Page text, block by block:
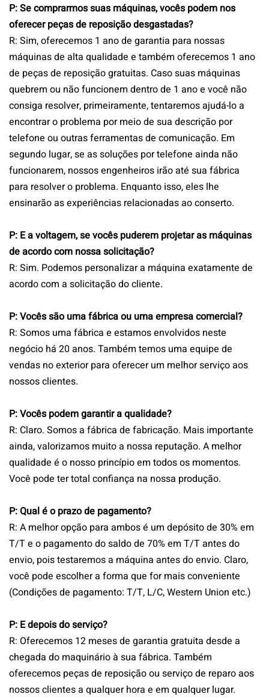
P: Se comprarmos suas máquinas, vocês podem nos
oferecer peças de reposição desgastadas?
R: Sim, oferecemos 1 ano de garantia para nossas
máquinas de alta qualidade e também oferecemos 1 ano
de peças de reposição gratuitas. Caso suas máquinas
quebrem ou não funcionem dentro de 1 ano e você não
consiga resolver, primeiramente, tentaremos ajudá-lo a
encontrar o problema por meio de sua descrição por
telefone ou outras ferramentas de comunicação. Em
segundo lugar, se as soluções por telefone ainda não
funcionarem, nossos engenheiros irão até sua fábrica
para resolver o problema. Enquanto isso, eles lhe
ensinarão as experiências relacionadas ao conserto.
P: E a voltagem, se vocês puderem projetar as máquinas
de acordo com nossa solicitação?
R: Sim. Podemos personalizar a máquina exatamente de
acordo com a solicitação do cliente.
P: Vocês são uma fábrica ou uma empresa comercial?
R: Somos uma fábrica e estamos envolvidos neste
negócio há 20 anos. Também temos uma equipe de
vendas no exterior para oferecer um melhor serviço aos
nossos clientes.
P: Vocês podem garantir a qualidade?
R: Claro. Somos a fábrica de fabricação. Mais importante
ainda, valorizamos muito a nossa reputação. A melhor
qualidade é o nosso princípio em todos os momentos.
Você pode ter total confiança na nossa produção.
P: Qual é o prazo de pagamento?
R: A melhor opção para ambos é um depósito de 30% em
T/T e o pagamento do saldo de 70% em T/T antes do
envio, pois testaremos a máquina antes do envio. Claro,
você pode escolher a forma que for mais conveniente
(Condições de pagamento: T/T, L/C, Western Union etc.)
P: E depois do serviço?
R: Oferecemos 12 meses de garantia gratuita desde a
chegada do maquinário à sua fábrica. Também
oferecemos peças de reposição ou serviço de reparo aos
nossos clientes a qualquer hora e em qualquer lugar.